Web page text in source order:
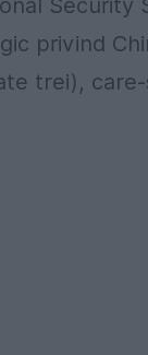
privind
trei),